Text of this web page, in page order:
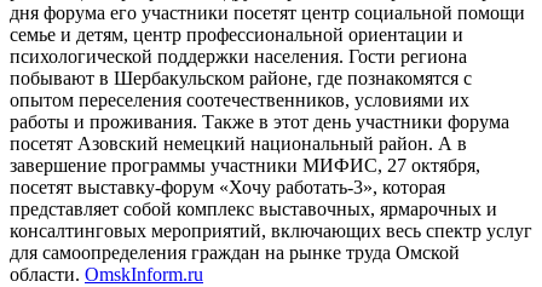
дня форума его участники посетят центр социальной помощи
семье и детям, центр профессиональной ориентации и
психологической поддержки населения. Гости региона
побывают в Шербакульском районе, где познакомятся с
опытом переселения соотечественников, условиями их
работы и проживания. Также в этот день участники форума
посетят Азовский немецкий национальный район. А в
завершение программы участники МИФИС, 27 октября,
посетят выставку-форум «Хочу работать-3», которая
представляет собой комплекс выставочных, ярмарочных и
консалтинговых мероприятий, включающих весь спектр услуг
для самоопределения граждан на рынке труда Омской
области. OmskInform.ru